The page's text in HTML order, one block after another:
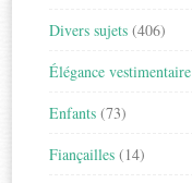
Divers sujets (406)
Élégance vestimentaire
Enfants (73)
Fiançailles (14)